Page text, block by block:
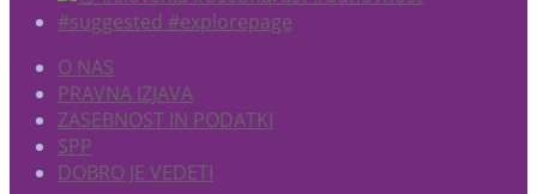
O NAS
PRAVNA IZJAVA
ZASEBNOST IN PODATKI
SPP
DOBRO JE VEDETI